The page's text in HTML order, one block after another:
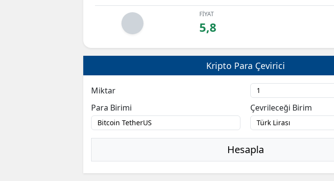
FİYAT
5,8
Kripto Para Çevirici
Miktar
Para Birimi
Çevrileceği Birim
Hesapla